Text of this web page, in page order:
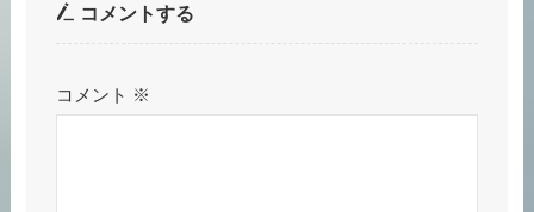
コメントする
コメント ※